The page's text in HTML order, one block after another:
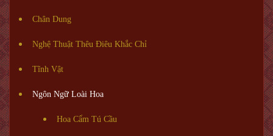
Chân Dung
Nghệ Thuật Thêu Điêu Khắc Chỉ
Tĩnh Vật
Ngôn Ngữ Loài Hoa
Hoa Cẩm Tú Cầu